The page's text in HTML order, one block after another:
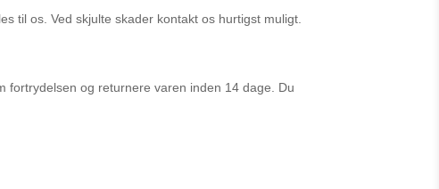
til os. Ved skjulte skader kontakt os hurtigst muligt.
fortrydelsen og returnere varen inden 14 dage. Du